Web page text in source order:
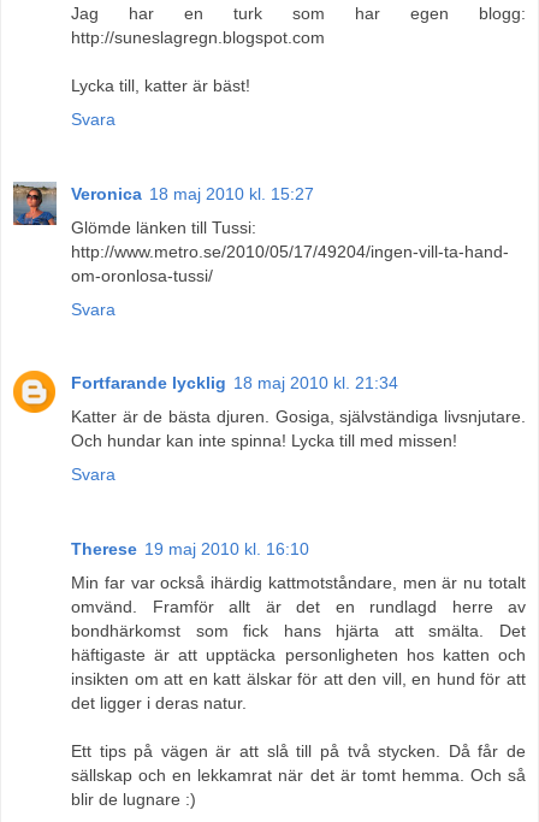
Jag har en turk som har egen blogg:
http://suneslagregn.blogspot.com
Lycka till, katter är bäst!
Svara
Veronica 18 maj 2010 kl. 15:27
Glömde länken till Tussi:
http://www.metro.se/2010/05/17/49204/ingen-vill-ta-hand-
om-oronlosa-tussi/
Svara
Fortfarande lycklig 18 maj 2010 kl. 21:34
Katter är de bästa djuren. Gosiga, självständiga livsnjutare.
Och hundar kan inte spinna! Lycka till med missen!
Svara
Therese 19 maj 2010 kl. 16:10
Min far var också ihärdig kattmotståndare, men är nu totalt
omvänd. Framför allt är det en rundlagd herre av
bondhärkomst som fick hans hjärta att smälta. Det
häftigaste är att upptäcka personligheten hos katten och
insikten om att en katt älskar för att den vill, en hund för att
det ligger i deras natur.
Ett tips på vägen är att slå till på två stycken. Då får de
sällskap och en lekkamrat när det är tomt hemma. Och så
blir de lugnare :)